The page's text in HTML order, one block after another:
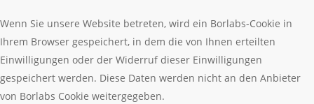
Wenn Sie unsere Website betreten, wird ein Borlabs-Cookie in
Ihrem Browser gespeichert, in dem die von Ihnen erteilten
Einwilligungen oder der Widerruf dieser Einwilligungen
gespeichert werden. Diese Daten werden nicht an den Anbieter
von Borlabs Cookie weitergegeben.